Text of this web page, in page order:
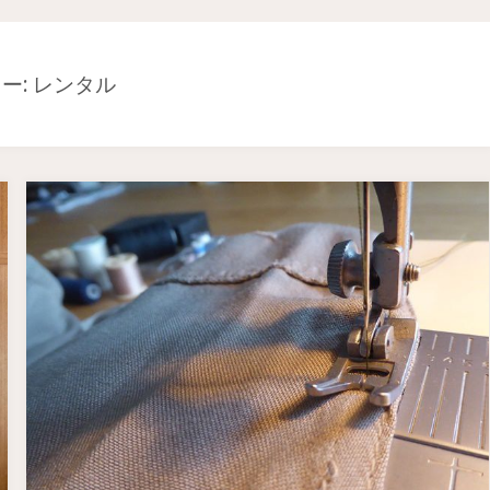
: レンタル